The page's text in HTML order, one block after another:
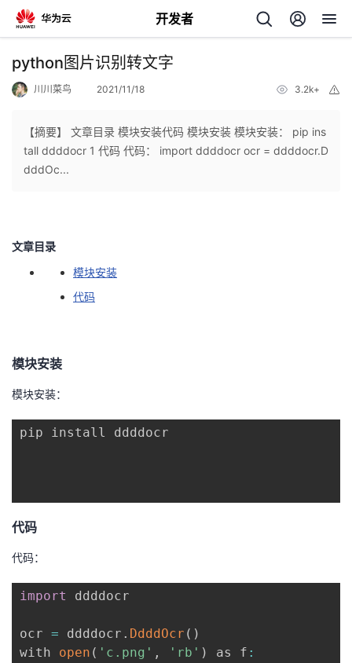
开发者
返
我
客
论
的
子
我
直的我
我
python图片识别转文字
川川菜鸟 2021/11/18 3.2k+
【摘要】 文章目录 模块安装代码 模块安装 模块安装： pip ins
tall ddddocr 1 代码 代码： import ddddocr ocr = ddddocr.D
dddOc...
文章目录
模块安装
代码
模块安装
模块安装：
pip install ddddocr
代码
代码：
import ddddocr
ocr = ddddocr . DdddOcr ( )
with open ( 'c.png' , 'rb' ) as f :